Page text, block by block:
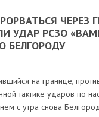
ЧЕРЕЗ
УДАР РСЗО
БЕЛГОРОДУ
на границе,
тактике ударов по
с утра снова